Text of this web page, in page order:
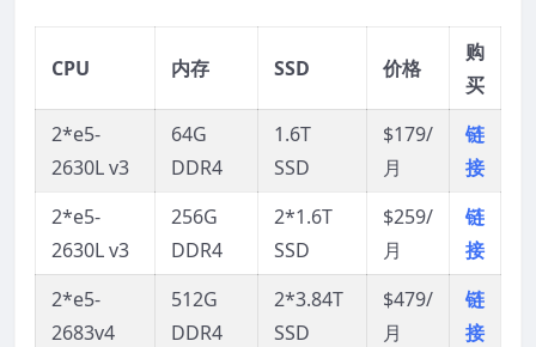
CPU 内存 SSD 价格
购
买
2*e5-
2630L v3
64G
DDR4
1.6T
SSD
$179/
月
链
接
2*e5-
2630L v3
256G
DDR4
2*1.6T
SSD
$259/
月
链
接
2*e5-
2683v4
512G
DDR4
2*3.84T
SSD
$479/
月
链
接